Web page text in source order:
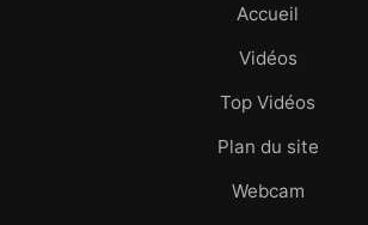
Accueil
Vidéos
Top Vidéos
Plan du site
Webcam